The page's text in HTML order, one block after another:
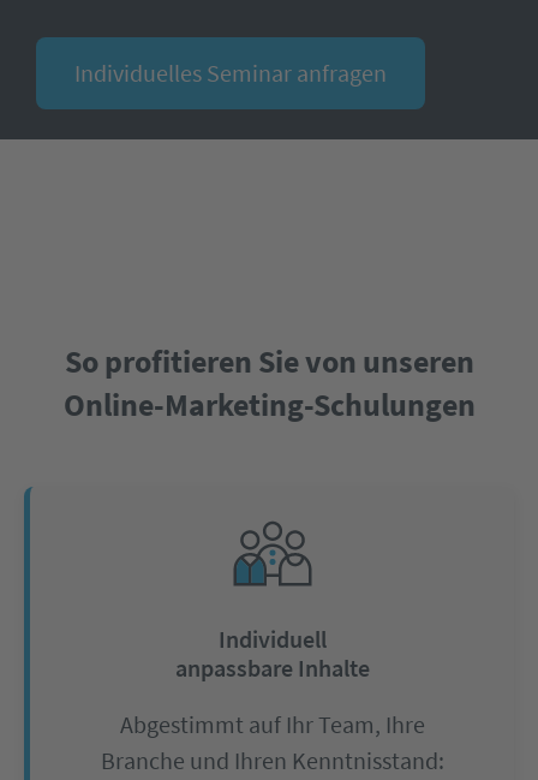
Individuelles Seminar anfragen
So profitieren Sie von unseren
Online-Marketing-Schulungen
Individuell
anpassbare Inhalte
Abgestimmt auf Ihr Team, Ihre
Branche und Ihren Kenntnisstand: